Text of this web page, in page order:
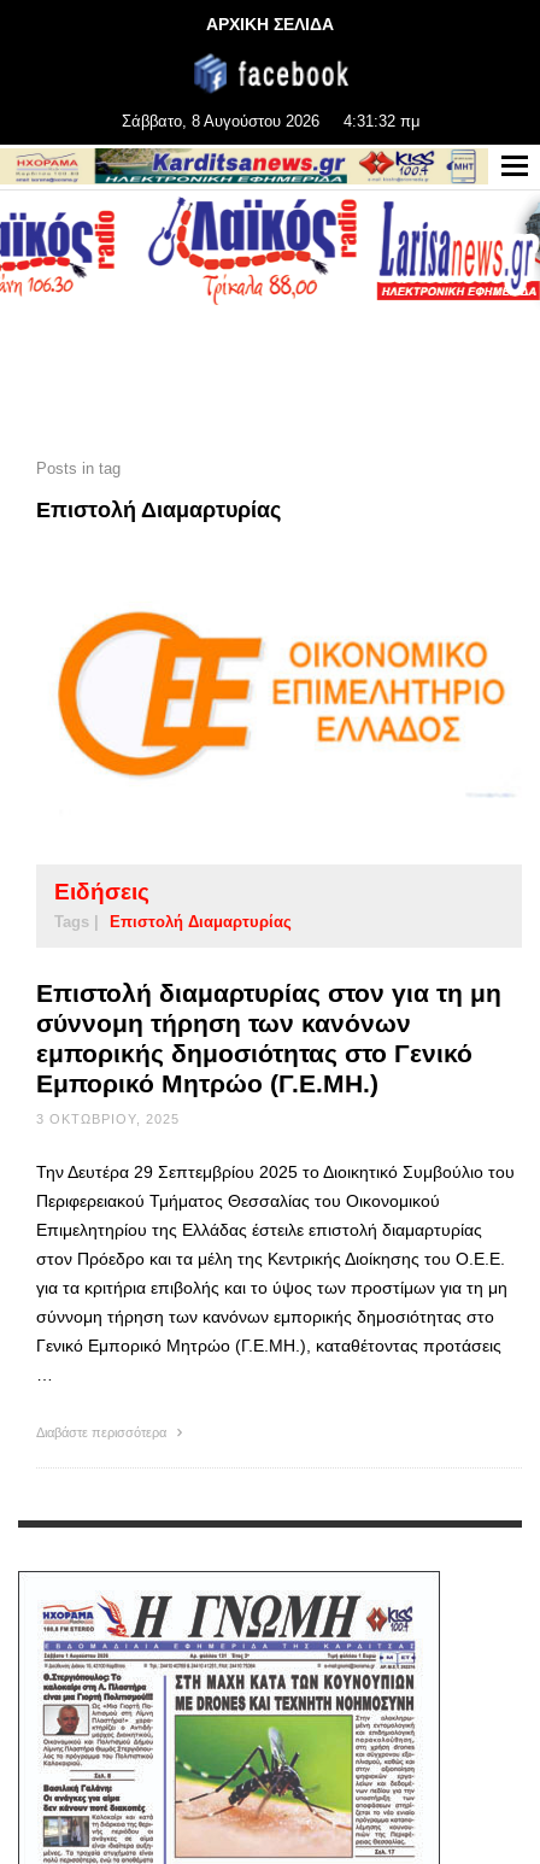
ΑΡΧΙΚΗ ΣΕΛΙΔΑ
Σάββατο, 8 Αυγούστου 2026 4:31:32 πμ
Posts in tag
Επιστολή Διαμαρτυρίας
Ειδήσεις
Tags | Επιστολή Διαμαρτυρίας
Επιστολή διαμαρτυρίας στον για τη μη
σύννομη τήρηση των κανόνων
εμπορικής δημοσιότητας στο Γενικό
Εμπορικό Μητρώο (Γ.Ε.ΜΗ.)
3 ΟΚΤΩΒΡΊΟΥ, 2025
Την Δευτέρα 29 Σεπτεμβρίου 2025 το Διοικητικό Συμβούλιο του
Περιφερειακού Τμήματος Θεσσαλίας του Οικονομικού
Επιμελητηρίου της Ελλάδας έστειλε επιστολή διαμαρτυρίας
στον Πρόεδρο και τα μέλη της Κεντρικής Διοίκησης του Ο.Ε.Ε.
για τα κριτήρια επιβολής και το ύψος των προστίμων για τη μη
σύννομη τήρηση των κανόνων εμπορικής δημοσιότητας στο
Γενικό Εμπορικό Μητρώο (Γ.Ε.ΜΗ.), καταθέτοντας προτάσεις
…
Διαβάστε περισσότερα